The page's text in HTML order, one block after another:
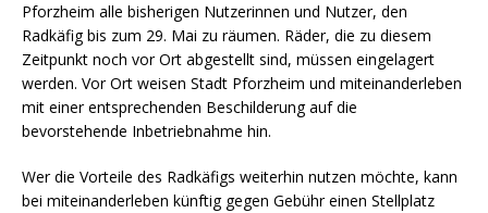
Pforzheim alle bisherigen Nutzerinnen und Nutzer, den
Radkäfig bis zum 29. Mai zu räumen. Räder, die zu diesem
Zeitpunkt noch vor Ort abgestellt sind, müssen eingelagert
werden. Vor Ort weisen Stadt Pforzheim und miteinanderleben
mit einer entsprechenden Beschilderung auf die
bevorstehende Inbetriebnahme hin.
Wer die Vorteile des Radkäfigs weiterhin nutzen möchte, kann
bei miteinanderleben künftig gegen Gebühr einen Stellplatz